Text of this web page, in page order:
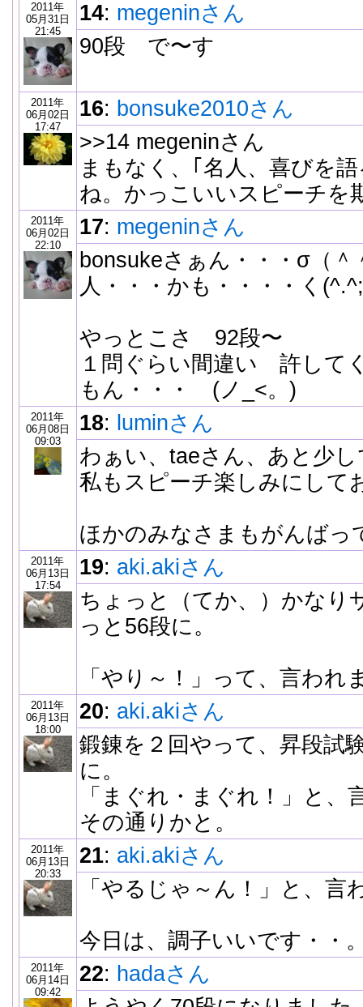
2011年
05月31日
21:45
14: megeninさん
90段 で〜す
2011年
06月02日
17:47
16: bonsuke2010さん
>>14 megeninさん
まもなく、｢名人、喜びを
ね。かっこいいスピーチを
2011年
06月02日
22:10
17: megeninさん
bonsukeさぁん・・・σ（
人・・・かも・・・・く
やっとこさ 92段〜
１問ぐらい間違い 許して
もん・・・ (ノ_<。)
2011年
06月08日
09:03
18: luminさん
わぁい、taeさん、あと少
私もスピーチ楽しみにして
ほかのみなさまもがんばっ
2011年
06月13日
17:54
19: aki.akiさん
ちょっと（てか、）かなり
っと56段に。
「やり～！」って、言われ
2011年
06月13日
18:00
20: aki.akiさん
鍛錬を２回やって、昇段試
に。
「まぐれ・まぐれ！」と、
その通りかと。
2011年
06月13日
20:33
21: aki.akiさん
「やるじゃ～ん！」と、言
今日は、調子いいです・・
2011年
06月14日
09:42
22: hadaさん